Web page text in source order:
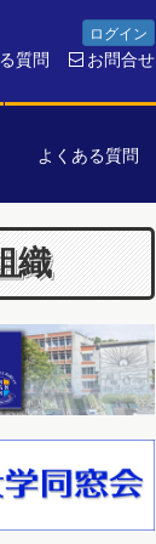
ログイン
質問 お問合せ
よくある質問
織